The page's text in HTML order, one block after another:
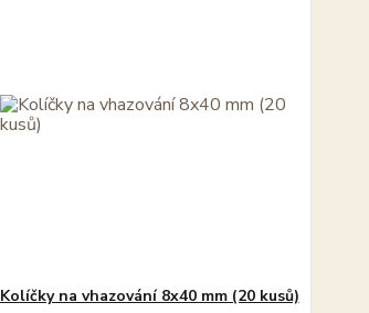
Kolíčky na vhazování 8x40 mm (20 kusů)